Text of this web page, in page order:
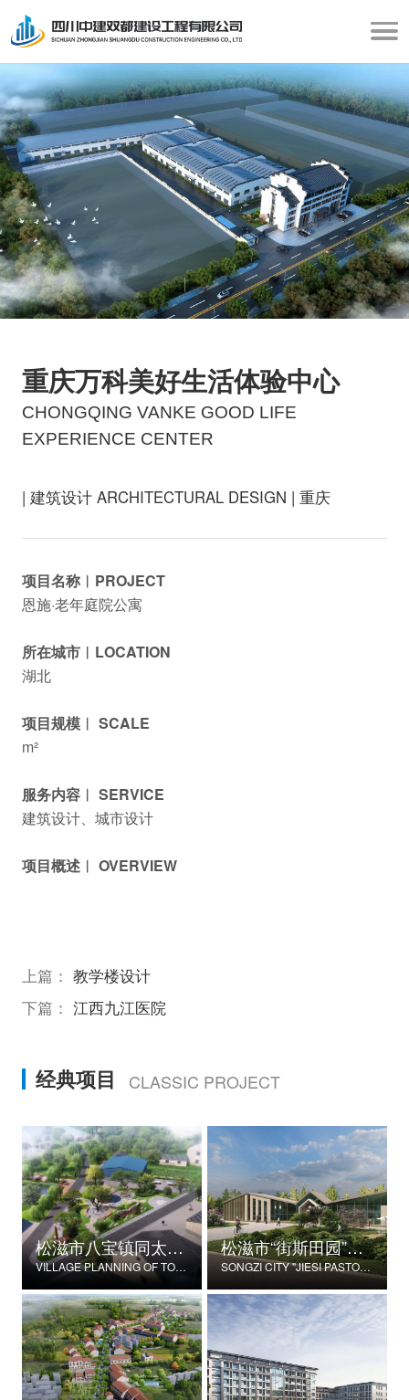
重庆万科美好生活体验中心
CHONGQING VANKE GOOD LIFE
EXPERIENCE CENTER
| 建筑设计 ARCHITECTURAL DESIGN | 重庆
项目名称︱PROJECT
恩施·老年庭院公寓
所在城市︱LOCATION
湖北
项目规模︱ SCALE
m²
服务内容︱ SERVICE
建筑设计、城市设计
项目概述︱ OVERVIEW
上篇： 教学楼设计
下篇： 江西九江医院
经典项目 CLASSIC PROJECT
松滋市八宝镇同太湖村村庄规划
VILLAGE PLANNING OF TONGTAIHU VILLAGE, BABAO TOWN, SONGZI CITY
松滋市“街斯田园”美丽乡村示范片建设项目
SONGZI CITY "JIESI PASTORAL" BEAUTIFUL RURAL DEMONSTRATION FILM CONSTRUCTION PROJECT